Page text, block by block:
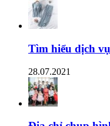
Tìm hiểu dịch
28.07.2021